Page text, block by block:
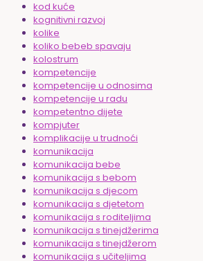
kod kuće
kognitivni razvoj
kolike
koliko bebeb spavaju
kolostrum
kompetencije
kompetencije u odnosima
kompetencije u radu
kompetentno dijete
kompjuter
komplikacije u trudnoći
komunikacija
komunikacija bebe
komunikacija s bebom
komunikacija s djecom
komunikacija s djetetom
komunikacija s roditeljima
komunikacija s tinejdžerima
komunikacija s tinejdžerom
komunikacija s učiteljima